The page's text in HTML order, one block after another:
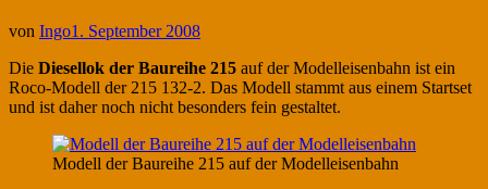
von Ingo1. September 2008
Die Diesellok der Baureihe 215 auf der Modelleisenbahn ist ein
Roco-Modell der 215 132-2. Das Modell stammt aus einem Startset
und ist daher noch nicht besonders fein gestaltet.
Modell der Baureihe 215 auf der Modelleisenbahn